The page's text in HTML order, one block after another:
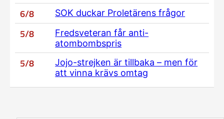
6/8 SOK duckar Proletärens frågor
5/8
Fredsveteran får anti-
atombombspris
5/8
Jojo-strejken är tillbaka – men för
att vinna krävs omtag